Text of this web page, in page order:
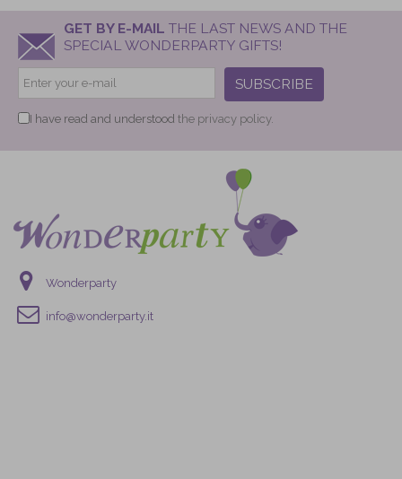
GET BY E-MAIL THE LAST NEWS AND THE
SPECIAL WONDERPARTY GIFTS!
SUBSCRIBE
I have read and understood the privacy policy.
Wonderparty
info@wonderparty.it